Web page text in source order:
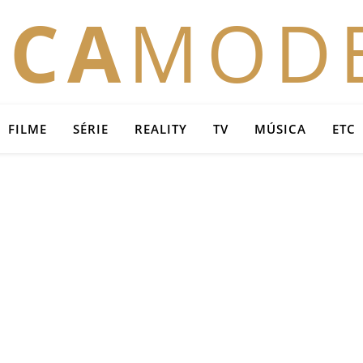
FILME SÉRIE REALITY TV MÚSICA ETC